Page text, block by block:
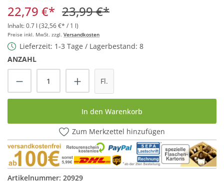
Durchschnittliche Bewertung von 4.3 von 5 Sternen
22,79 €* 23,99 €*
Inhalt:0.7 l (32,56 €* / 1 l)
Preise inkl. MwSt. zzgl. Versandkosten
Lieferzeit: 1-3 Tage / Lagerbestand: 8
ANZAHL
Produkt Anzahl: Gib den gewünschten
Fl.
In den Warenkorb
Zum Merkzettel hinzufügen
Artikelnummer: 20929